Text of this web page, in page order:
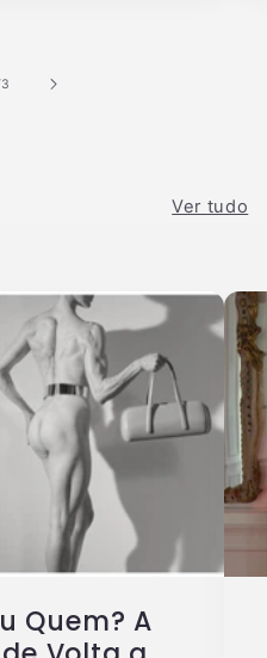
3
Ver tudo
Quem? A